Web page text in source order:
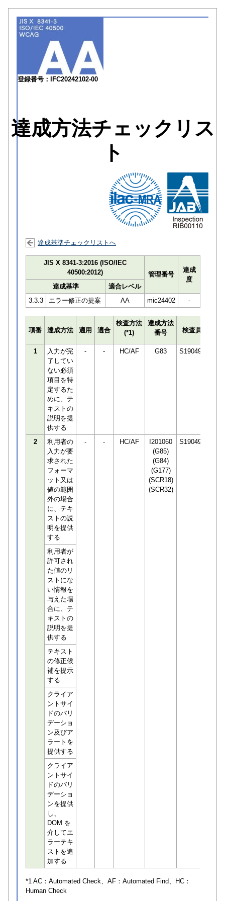
登録番号：IFC20242102-00
達成方法チェックリス
ト
達成基準チェックリストへ
JIS X 8341-3:2016 (ISO/IEC
40500:2012)
管理番号
達成
度
達成基準
適合レベル
3.3.3
エラー修正の提案 AA mic24402 -
項番 達成方法 適用 適合
検査方法
(*1)
達成方法
番号
検査員
1
入力が完
了してい
ない必須
項目を特
定するた
めに、テ
キストの
説明を提
供する
- - HC/AF G83 S190498
2
利用者の
入力が要
求された
フォーマ
ット又は
値の範囲
外の場合
に、テキ
ストの説
明を提供
する
- - HC/AF
I201060
(G85)
(G84)
(G177)
(SCR18)
(SCR32)
S190498
利用者が
許可され
た値のリ
ストにな
い情報を
与えた場
合に、テ
キストの
説明を提
供する
テキスト
の修正候
補を提示
する
クライア
ントサイ
ドのバリ
デーショ
ン及びア
ラートを
提供する
クライア
ントサイ
ドのバリ
デーショ
ンを提供
し、
DOM を
介してエ
ラーテキ
ストを追
加する
*1 AC： Automated Check、AF： Automated Find、HC：
Human Check